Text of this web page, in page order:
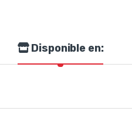
Disponible en: